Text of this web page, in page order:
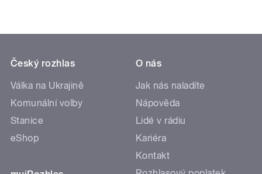
Český rozhlas
Válka na Ukrajině
Komunální volby
Stanice
eShop
O nás
Jak nás naladíte
Nápověda
Lidé v rádiu
Kariéra
Kontakt